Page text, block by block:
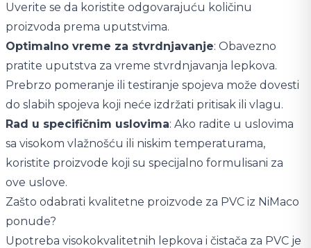
Uverite se da koristite odgovarajuću količinu
proizvoda prema uputstvima.
Optimalno vreme za stvrdnjavanje: Obavezno
pratite uputstva za vreme stvrdnjavanja lepkova.
Prebrzo pomeranje ili testiranje spojeva može dovesti
do slabih spojeva koji neće izdržati pritisak ili vlagu.
Rad u specifičnim uslovima: Ako radite u uslovima
sa visokom vlažnošću ili niskim temperaturama,
koristite proizvode koji su specijalno formulisani za
ove uslove.
Zašto odabrati kvalitetne proizvode za PVC iz NiMaco
ponude?
Upotreba visokokvalitetnih lepkova i čistača za PVC je